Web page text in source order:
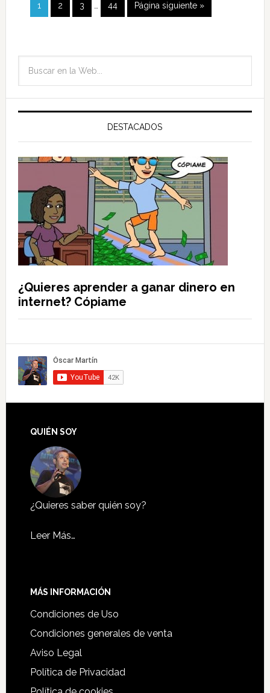
1 2 3 44 Página siguiente »
DESTACADOS
¿Quieres aprender a ganar dinero en
internet? Cópiame
QUIÉN SOY
¿Quieres saber quién soy?
Leer Más…
MÁS INFORMACIÓN
Condiciones de Uso
Condiciones generales de venta
Aviso Legal
Política de Privacidad